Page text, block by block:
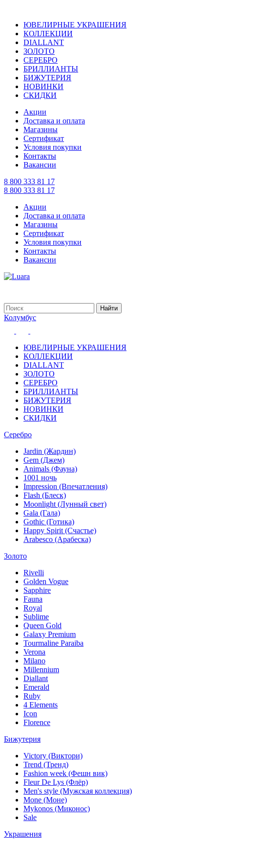
ЮВЕЛИРНЫЕ УКРАШЕНИЯ
КОЛЛЕКЦИИ
DIALLANT
ЗОЛОТО
СЕРЕБРО
БРИЛЛИАНТЫ
БИЖУТЕРИЯ
НОВИНКИ
СКИДКИ
Акции
Доставка и оплата
Магазины
Сертификат
Условия покупки
Контакты
Вакансии
8 800 333 81 17
8 800 333 81 17
Акции
Доставка и оплата
Магазины
Сертификат
Условия покупки
Контакты
Вакансии
Колумбус
ЮВЕЛИРНЫЕ УКРАШЕНИЯ
КОЛЛЕКЦИИ
DIALLANT
ЗОЛОТО
СЕРЕБРО
БРИЛЛИАНТЫ
БИЖУТЕРИЯ
НОВИНКИ
СКИДКИ
Серебро
Jardin (Жардин)
Gem (Джем)
Animals (Фауна)
1001 ночь
Impression (Впечатления)
Flash (Блеск)
Moonlight (Лунный свет)
Gala (Гала)
Gothic (Готика)
Happy Spirit (Счастье)
Arabesco (Арабеска)
Золото
Rivelli
Golden Vogue
Sapphire
Fauna
Royal
Sublime
Queen Gold
Galaxy Premium
Tourmaline Paraiba
Verona
Milano
Millennium
Diallant
Emerald
Ruby
4 Elements
Icon
Florence
Бижутерия
Victory (Виктори)
Trend (Тренд)
Fashion week (Фешн вик)
Fleur De Lys (Флёр)
Men's style (Мужская коллекция)
Mone (Моне)
Mykonos (Миконос)
Sale
Украшения